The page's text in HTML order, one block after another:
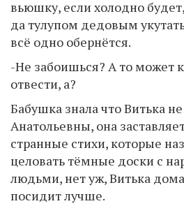
вьюшку, если холодно
да тулупом дедовым
всё одно обернётся.
-Не забоишься? А то может
отвести, а?
Бабушка знала что Витька
Анатольевны, она
странные стихи, которые
целовать тёмные доски с
людьми, нет уж, Витька
посидит лучше.